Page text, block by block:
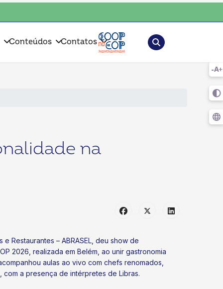
Conteúdos Contatos Pesquisar
na
Restaurantes – ABRASEL, deu show de
2026, realizada em Belém, ao unir gastronomia
aulas ao vivo com chefs renomados,
a presença de intérpretes de Libras.